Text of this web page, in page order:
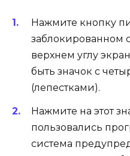
Нажмите кнопку
заблокированном
верхнем углу
быть значок с
(лепестками).
Нажмите на этот
пользовались
система